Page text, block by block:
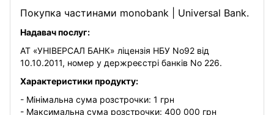
Покупка частинами monobank | Universal Bank.
Надавач послуг:
АТ «УНІВЕРСАЛ БАНК» ліцензія НБУ No92 від
10.10.2011, номер у держреєстрі банків No 226.
Характеристики продукту:
- Мінімальна сума розстрочки: 1 грн
- Максимальна сума розстрочки: 400 000 грн